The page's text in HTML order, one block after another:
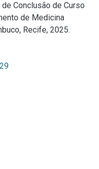
Conclusão de Curso
de Medicina
Recife, 2025.